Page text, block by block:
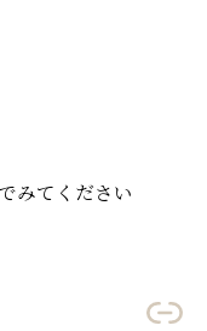
みてください